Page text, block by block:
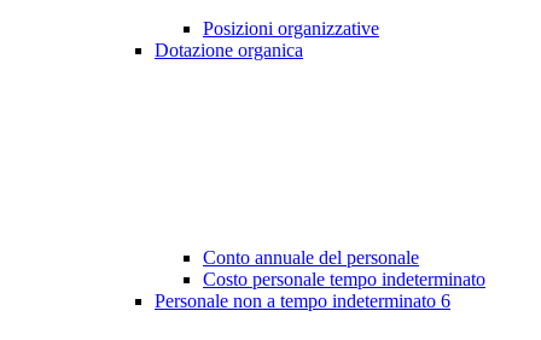
Posizioni organizzative
Dotazione organica
Conto annuale del personale
Costo personale tempo indeterminato
Personale non a tempo indeterminato 6